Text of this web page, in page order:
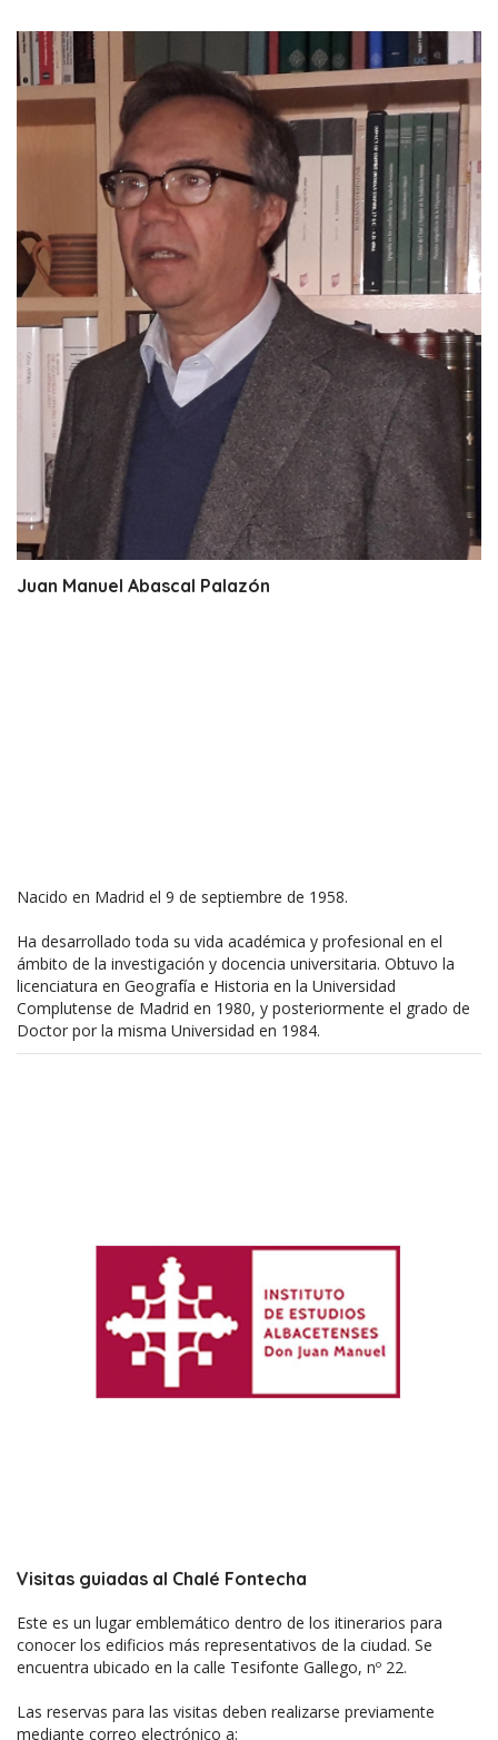
Juan Manuel Abascal Palazón
Nacido en Madrid el 9 de septiembre de 1958.
Ha desarrollado toda su vida académica y profesional en el
ámbito de la investigación y docencia universitaria. Obtuvo la
licenciatura en Geografía e Historia en la Universidad
Complutense de Madrid en 1980, y posteriormente el grado de
Doctor por la misma Universidad en 1984.
Visitas guiadas al Chalé Fontecha
Este es un lugar emblemático dentro de los itinerarios para
conocer los edificios más representativos de la ciudad. Se
encuentra ubicado en la calle Tesifonte Gallego, nº 22.
Las reservas para las visitas deben realizarse previamente
mediante correo electrónico a: